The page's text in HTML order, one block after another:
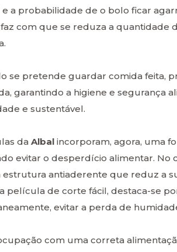
e a probabilidade de o bolo ficar
com que se reduza a quantidade
se pretende guardar comida feita,
garantindo a higiene e segurança
e sustentável.
da Albal incorporam, agora, uma
evitar o desperdício alimentar. No
antiaderente que reduz a
película de corte fácil, destaca-se
evitar a perda de
com uma correta